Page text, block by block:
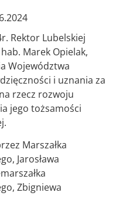
Rektor Lubelskiej
Marek Opielak,
Województwa
i uznania za
rzecz rozwoju
jego tożsamości
Marszałka
Jarosława
Zbigniewa